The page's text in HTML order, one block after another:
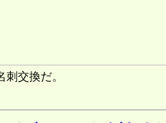
刺交換だ。